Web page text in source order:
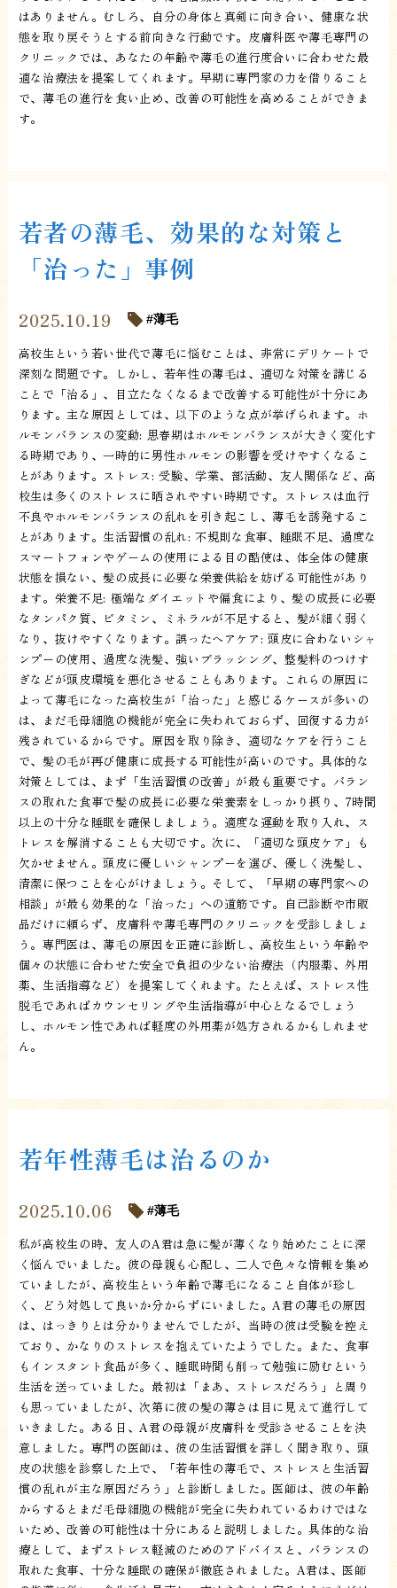
はありません。むしろ、自分の身体と真剣に向き合い、健康な状
態を取り戻そうとする前向きな行動です。皮膚科医や薄毛専門の
クリニックでは、あなたの年齢や薄毛の進行度合いに合わせた最
適な治療法を提案してくれます。早期に専門家の力を借りること
で、薄毛の進行を食い止め、改善の可能性を高めることができま
す。
若者の薄毛、効果的な対策と
「治った」事例
2025.10.19 薄毛
高校生という若い世代で薄毛に悩むことは、非常にデリケートで
深刻な問題です。しかし、若年性の薄毛は、適切な対策を講じる
ことで「治る」、目立たなくなるまで改善する可能性が十分にあ
ります。主な原因としては、以下のような点が挙げられます。ホ
ルモンバランスの変動: 思春期はホルモンバランスが大きく変化す
る時期であり、一時的に男性ホルモンの影響を受けやすくなるこ
とがあります。ストレス: 受験、学業、部活動、友人関係など、高
校生は多くのストレスに晒されやすい時期です。ストレスは血行
不良やホルモンバランスの乱れを引き起こし、薄毛を誘発するこ
とがあります。生活習慣の乱れ: 不規則な食事、睡眠不足、過度な
スマートフォンやゲームの使用による目の酷使は、体全体の健康
状態を損ない、髪の成長に必要な栄養供給を妨げる可能性があり
ます。栄養不足: 極端なダイエットや偏食により、髪の成長に必要
なタンパク質、ビタミン、ミネラルが不足すると、髪が細く弱く
なり、抜けやすくなります。誤ったヘアケア: 頭皮に合わないシャ
ンプーの使用、過度な洗髪、強いブラッシング、整髪料のつけす
ぎなどが頭皮環境を悪化させることもあります。これらの原因に
よって薄毛になった高校生が「治った」と感じるケースが多いの
は、まだ毛母細胞の機能が完全に失われておらず、回復する力が
残されているからです。原因を取り除き、適切なケアを行うこと
で、髪の毛が再び健康に成長する可能性が高いのです。具体的な
対策としては、まず「生活習慣の改善」が最も重要です。バラン
スの取れた食事で髪の成長に必要な栄養素をしっかり摂り、7時間
以上の十分な睡眠を確保しましょう。適度な運動を取り入れ、ス
トレスを解消することも大切です。次に、「適切な頭皮ケア」も
欠かせません。頭皮に優しいシャンプーを選び、優しく洗髪し、
清潔に保つことを心がけましょう。そして、「早期の専門家への
相談」が最も効果的な「治った」への道筋です。自己診断や市販
品だけに頼らず、皮膚科や薄毛専門のクリニックを受診しましょ
う。専門医は、薄毛の原因を正確に診断し、高校生という年齢や
個々の状態に合わせた安全で負担の少ない治療法（内服薬、外用
薬、生活指導など）を提案してくれます。たとえば、ストレス性
脱毛であればカウンセリングや生活指導が中心となるでしょう
し、ホルモン性であれば軽度の外用薬が処方されるかもしれませ
ん。
若年性薄毛は治るのか
2025.10.06 薄毛
私が高校生の時、友人のA君は急に髪が薄くなり始めたことに深
く悩んでいました。彼の母親も心配し、二人で色々な情報を集め
ていましたが、高校生という年齢で薄毛になること自体が珍し
く、どう対処して良いか分からずにいました。A君の薄毛の原因
は、はっきりとは分かりませんでしたが、当時の彼は受験を控え
ており、かなりのストレスを抱えていたようでした。また、食事
もインスタント食品が多く、睡眠時間も削って勉強に励むという
生活を送っていました。最初は「まあ、ストレスだろう」と周り
も思っていましたが、次第に彼の髪の薄さは目に見えて進行して
いきました。ある日、A君の母親が皮膚科を受診させることを決
意しました。専門の医師は、彼の生活習慣を詳しく聞き取り、頭
皮の状態を診察した上で、「若年性の薄毛で、ストレスと生活習
慣の乱れが主な原因だろう」と診断しました。医師は、彼の年齢
からするとまだ毛母細胞の機能が完全に失われているわけではな
いため、改善の可能性は十分にあると説明しました。具体的な治
療として、まずストレス軽減のためのアドバイスと、バランスの
取れた食事、十分な睡眠の確保が徹底されました。A君は、医師